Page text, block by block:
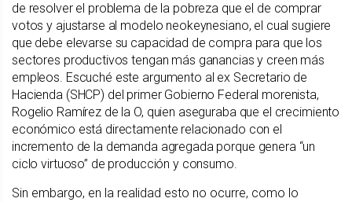
de resolver el problema de la pobreza que el de comprar
votos y ajustarse al modelo neokeynesiano, el cual sugiere
que debe elevarse su capacidad de compra para que los
sectores productivos tengan más ganancias y creen más
empleos. Escuché este argumento al ex Secretario de
Hacienda (SHCP) del primer Gobierno Federal morenista,
Rogelio Ramírez de la O, quien aseguraba que el crecimiento
económico está directamente relacionado con el
incremento de la demanda agregada porque genera “un
ciclo virtuoso” de producción y consumo.
Sin embargo, en la realidad esto no ocurre, como lo